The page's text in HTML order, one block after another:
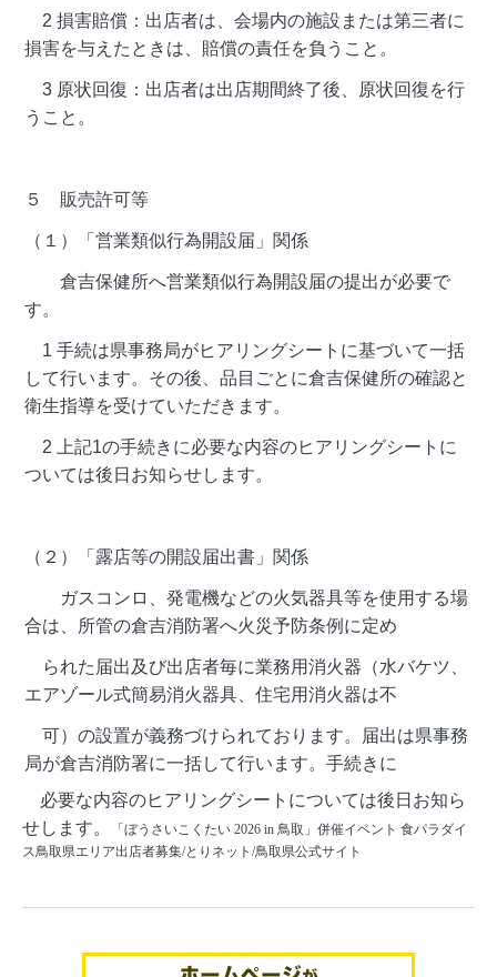
2 損害賠償：出店者は、会場内の施設または第三者に
損害を与えたときは、賠償の責任を負うこと。
3 原状回復：出店者は出店期間終了後、原状回復を行
うこと。
５ 販売許可等
（１）「営業類似行為開設届」関係
倉吉保健所へ営業類似行為開設届の提出が必要で
す。
1 手続は県事務局がヒアリングシートに基づいて一括
して行います。その後、品目ごとに倉吉保健所の確認と
衛生指導を受けていただきます。
2 上記1の手続きに必要な内容のヒアリングシートに
ついては後日お知らせします。
（２）「露店等の開設届出書」関係
ガスコンロ、発電機などの火気器具等を使用する場
合は、所管の倉吉消防署へ火災予防条例に定め
られた届出及び出店者毎に業務用消火器（水バケツ、
エアゾール式簡易消火器具、住宅用消火器は不
可）の設置が義務づけられております。届出は県事務
局が倉吉消防署に一括して行います。手続きに
必要な内容のヒアリングシートについては後日お知ら
せします。
「ぼうさいこくたい 2026 in 鳥取」併催イベント 食パラダイ
ス鳥取県エリア出店者募集/とりネット/鳥取県公式サイト